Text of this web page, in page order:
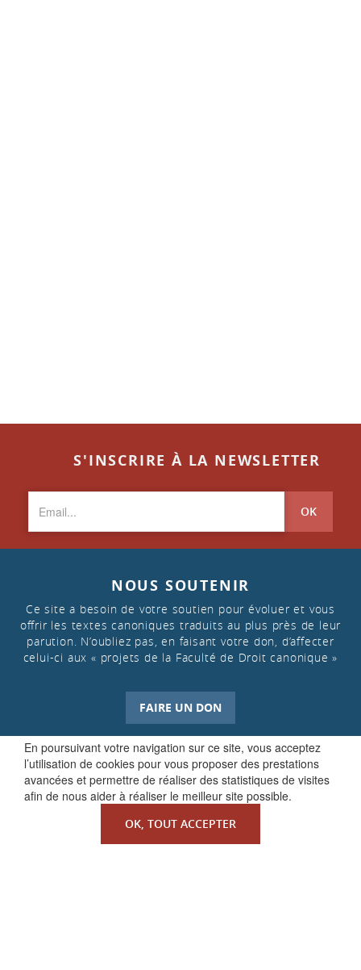
En poursuivant votre navigation sur ce site, vous acceptez
l’utilisation de cookies pour vous proposer des prestations
avancées et permettre de réaliser des statistiques de visites
afin de nous aider à réaliser le meilleur site possible.
OK, TOUT ACCEPTER
S'INSCRIRE À LA NEWSLETTER
OK
NOUS SOUTENIR
Ce site a besoin de votre soutien pour évoluer et vous
offrir les textes canoniques traduits au plus près de leur
parution. N’oubliez pas, en faisant votre don, d’affecter
celui-ci aux « projets de la Faculté de Droit canonique »
FAIRE UN DON